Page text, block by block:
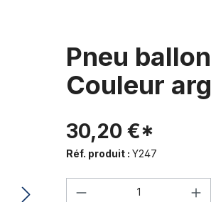
Pneu
Couleur
30,20 €*
Réf. produit : Y247
Quantité de